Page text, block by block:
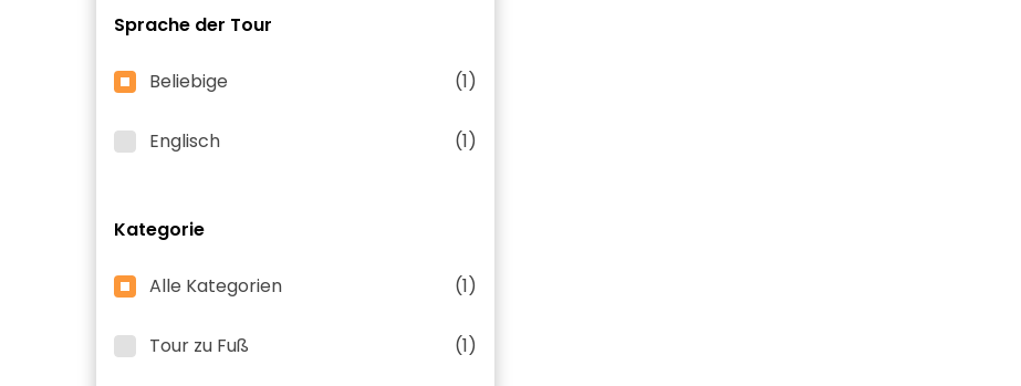
Sprache der Tour
Beliebige (1)
Englisch (1)
Kategorie
Alle Kategorien (1)
Tour zu Fuß (1)